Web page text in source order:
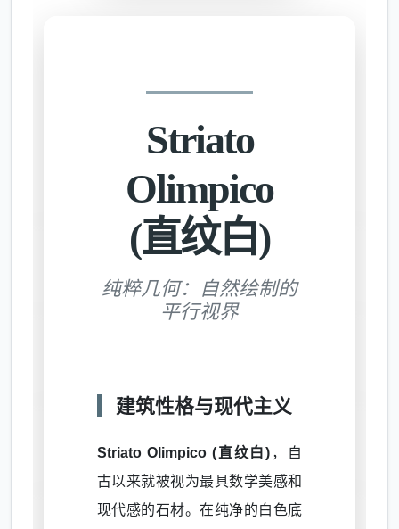
Striato
Olimpico
(直纹白)
纯粹几何：自然绘制的
平行视界
建筑性格与现代主义
Striato Olimpico (直纹白) ，自
古以来就被视为最具数学美感和
现代感的石材。在纯净的白色底